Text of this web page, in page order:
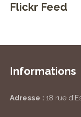
Flickr Feed
Informations
Adresse : 18 rue